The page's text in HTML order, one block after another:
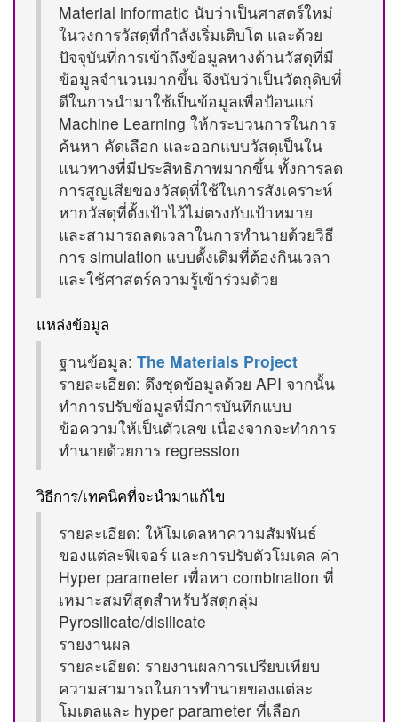
Material informatic นับว่าเป็นศาสตร์ใหม่
ในวงการวัสดุที่กำลังเริ่มเติบโต และด้วย
ปัจจุบันที่การเข้าถึงข้อมูลทางด้านวัสดุที่มี
ข้อมูลจำนวนมากขึ้น จึงนับว่าเป็นวัตถุดิบที่
ดีในการนำมาใช้เป็นข้อมูลเพื่อป้อนแก่
Machine Learning ให้กระบวนการในการ
ค้นหา คัดเลือก และออกแบบวัสดุเป็นใน
แนวทางที่มีประสิทธิภาพมากขึ้น ทั้งการลด
การสูญเสียของวัสดุที่ใช้ในการสังเคราะห์
หากวัสดุที่ตั้งเป้าไว้ไม่ตรงกับเป้าหมาย
และสามารถลดเวลาในการทำนายด้วยวิธี
การ simulation แบบดั้งเดิมที่ต้องกินเวลา
และใช้ศาสตร์ความรู้เข้าร่วมด้วย
แหล่งข้อมูล
ฐานข้อมูล: The Materials Project
รายละเอียด: ดึงชุดข้อมูลด้วย API จากนั้น
ทำการปรับข้อมูลที่มีการบันทึกแบบ
ข้อความให้เป็นตัวเลข เนื่องจากจะทำการ
ทำนายด้วยการ regression
วิธีการ/เทคนิคที่จะนำมาแก้ไข
รายละเอียด: ให้โมเดลหาความสัมพันธ์
ของแต่ละฟีเจอร์ และการปรับตัวโมเดล ค่า
Hyper parameter เพื่อหา combination ที่
เหมาะสมที่สุดสำหรับวัสดุกลุ่ม
Pyrosilicate/disilicate
รายงานผล
รายละเอียด: รายงานผลการเปรียบเทียบ
ความสามารถในการทำนายของแต่ละ
โมเดลและ hyper parameter ที่เลือก